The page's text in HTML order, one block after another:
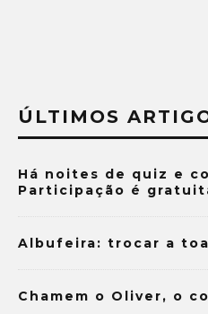
ÚLTIMOS
Há noites de quiz e
Participação é
Albufeira: trocar a
Chamem o Oliver, o